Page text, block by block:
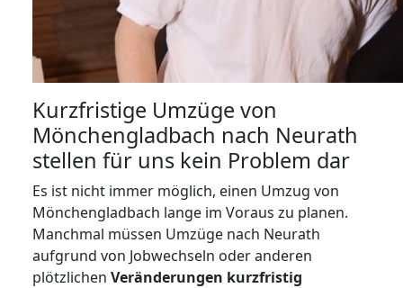
Kurzfristige Umzüge von
Mönchengladbach nach Neurath
stellen für uns kein Problem dar
Es ist nicht immer möglich, einen Umzug von
Mönchengladbach lange im Voraus zu planen.
Manchmal müssen Umzüge nach Neurath
aufgrund von Jobwechseln oder anderen
plötzlichen Veränderungen kurzfristig